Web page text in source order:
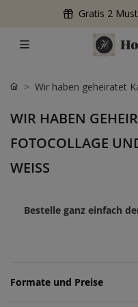
Gratis 2
Wir haben geheiratet
WIR HABEN
FOTOCOLLAGE
WEISS
Bestelle ganz einfach
Formate und Preise